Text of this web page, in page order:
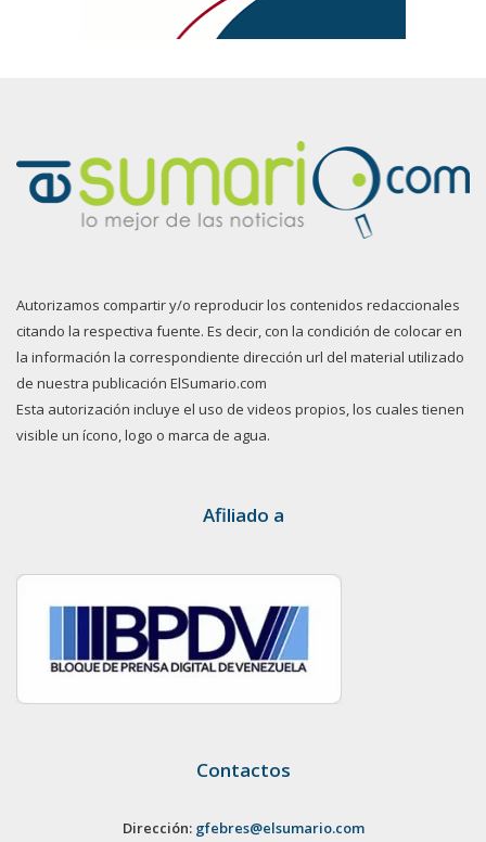
Autorizamos compartir y/o reproducir los contenidos redaccionales
citando la respectiva fuente. Es decir, con la condición de colocar en
la información la correspondiente dirección url del material utilizado
de nuestra publicación ElSumario.com
Esta autorización incluye el uso de videos propios, los cuales tienen
visible un ícono, logo o marca de agua.
Afiliado a
Contactos
Dirección: gfebres@elsumario.com